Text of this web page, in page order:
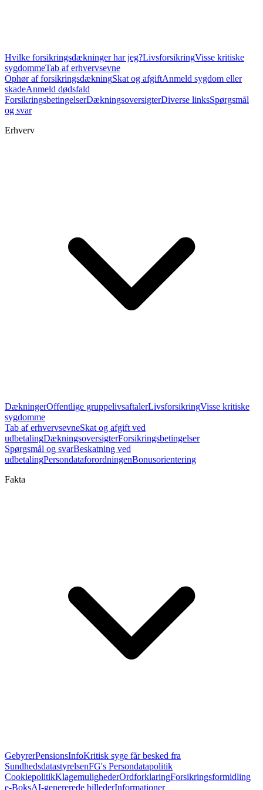
Hvilke forsikringsdækninger har jeg?LivsforsikringVisse kritiske
sygdommeTab af erhvervsevne
Ophør af forsikringsdækningSkat og afgiftAnmeld sygdom eller
skadeAnmeld dødsfald
ForsikringsbetingelserDækningsoversigterDiverse linksSpørgsmål
og svar
Erhverv
DækningerOffentlige gruppelivsaftalerLivsforsikringVisse kritiske
sygdomme
Tab af erhvervsevneSkat og afgift ved
udbetalingDækningsoversigterForsikringsbetingelser
Spørgsmål og svarBeskatning ved
udbetalingPersondataforordningenBonusorientering
Fakta
GebyrerPensionsInfoKritisk syge får besked fra
SundhedsdatastyrelsenFG's Persondatapolitik
CookiepolitikKlagemulighederOrdforklaringForsikringsformidling
e-BoksAI-genererede billederInformationer